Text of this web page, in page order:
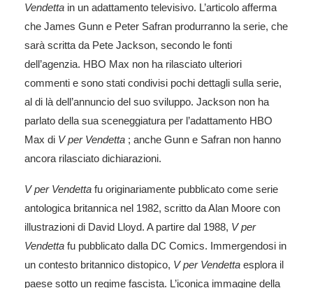
Vendetta in un adattamento televisivo. L’articolo afferma
che James Gunn e Peter Safran produrranno la serie, che
sarà scritta da Pete Jackson, secondo le fonti
dell’agenzia. HBO Max non ha rilasciato ulteriori
commenti e sono stati condivisi pochi dettagli sulla serie,
al di là dell’annuncio del suo sviluppo. Jackson non ha
parlato della sua sceneggiatura per l’adattamento HBO
Max di V per Vendetta ; anche Gunn e Safran non hanno
ancora rilasciato dichiarazioni.
V per Vendetta fu originariamente pubblicato come serie
antologica britannica nel 1982, scritto da Alan Moore con
illustrazioni di David Lloyd. A partire dal 1988, V per
Vendetta fu pubblicato dalla DC Comics. Immergendosi in
un contesto britannico distopico, V per Vendetta esplora il
paese sotto un regime fascista. L’iconica immagine della